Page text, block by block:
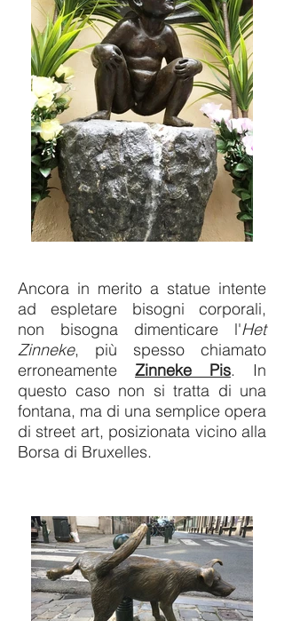
Ancora in merito a statue intente
ad espletare bisogni corporali,
non bisogna dimenticare l'Het
Zinneke, più spesso chiamato
erroneamente Zinneke Pis. In
questo caso non si tratta di una
fontana, ma di una semplice opera
di street art, posizionata vicino alla
Borsa di Bruxelles.